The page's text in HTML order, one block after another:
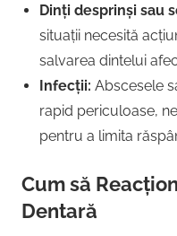
Dinți desprinși sau
situații necesită
salvarea dintelui
Infecții: Abscesele
rapid periculoase,
pentru a limita
Cum să
Dentară